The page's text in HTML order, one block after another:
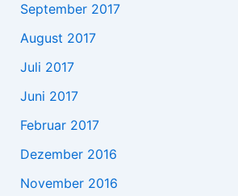
September 2017
August 2017
Juli 2017
Juni 2017
Februar 2017
Dezember 2016
November 2016